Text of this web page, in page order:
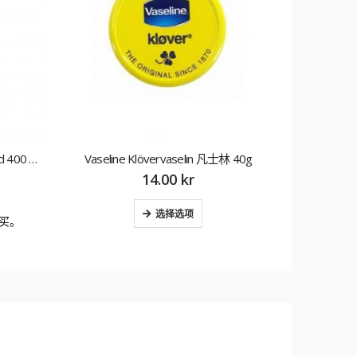
ACO Body Lotion Rich oparfymerad 400 ml 润肤乳
。
Vaseline Klövervaselin 凡士林 40g
14.00 kr
选择选项